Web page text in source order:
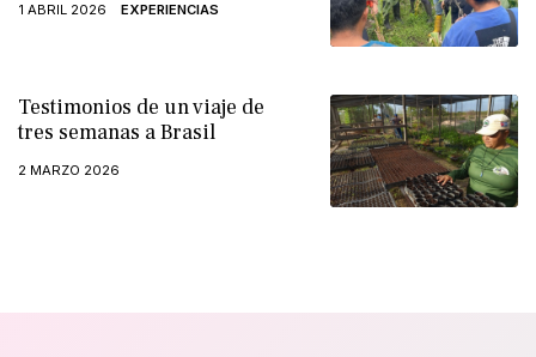
1 ABRIL 2026 EXPERIENCIAS
Testimonios de un viaje de
tres semanas a Brasil
2 MARZO 2026